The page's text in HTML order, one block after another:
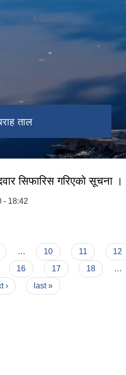
ताल
को बिचमा तमानखोला
प्रशासकीय भवन
ले शपथ ग्रहण गर्दै
गाउँ सभा, २०७९
अधिवेशन
प्रशासकीय भवन
सिफारिस गरिएको सूचना ।
- 18:42
… 10 11
12
16 17 18
…
›
last »